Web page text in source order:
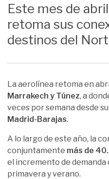
Este mes de
retoma sus
destinos del
La aerolínea retoma en
Marrakech y Túnez, a
veces por semana desde
Madrid-Barajas.
A lo largo de este año, la
conjuntamente más de
el incremento de demanda
primavera y verano.